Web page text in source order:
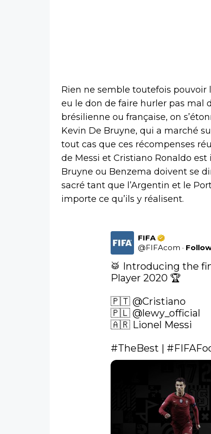
Rien ne semble toutefois pouvoir
eu le don de faire hurler pas mal
brésilienne ou française, on
Kevin De Bruyne, qui a marché
tout cas que ces récompenses
de Messi et Cristiano Ronaldo
Bruyne ou Benzema doivent se
sacré tant que l’Argentin et le
importe ce qu’ils y réalisent.
FIFA
@FIFAcom ·
🥁 Introducing the
Player 2020 🏆
🇵🇹 @Cristiano
🇵🇱 @lewy_official
🇦🇷 Lionel Messi
#TheBest |